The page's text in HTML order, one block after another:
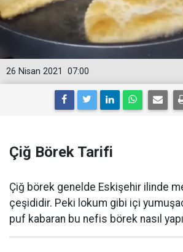
07:00
26 Nisan 2021
Çiğ Börek Tarifi
Çiğ börek genelde Eskişehir ilinde
çeşididir. Peki lokum gibi içi
puf kabaran bu nefis börek nasıl